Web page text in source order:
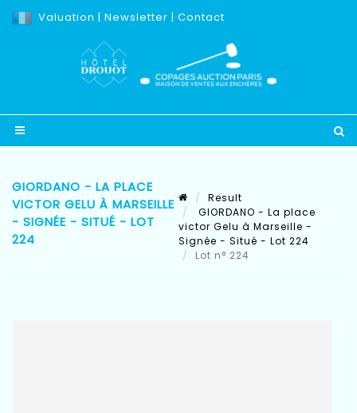
Valuation | Newsletter | Contact
GIORDANO - LA PLACE
VICTOR GELU À MARSEILLE
- SIGNÉE - SITUÉ - LOT
224
Result
GIORDANO - La place
victor Gelu à Marseille -
Signée - Situé - Lot 224
Lot n° 224